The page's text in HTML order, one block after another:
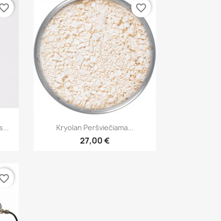
Greita peržiūra
Kryolan Peršviečiama...
27,00 €
favorite_border